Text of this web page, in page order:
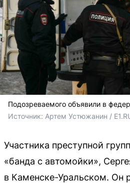
Подозреваемого объявили в
Источник: Артем Устюжанин /
Участника преступной
«банда с автомойки»,
в Каменске-Уральском. Он